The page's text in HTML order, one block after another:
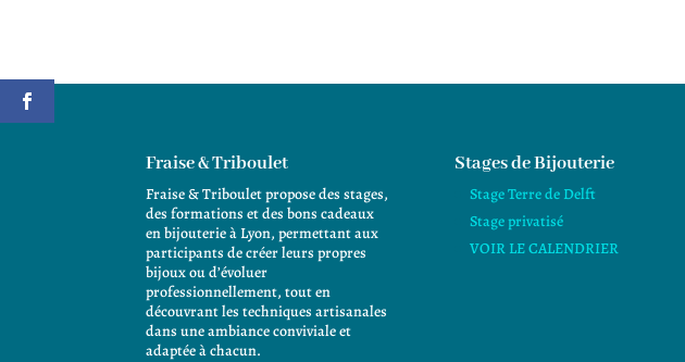
Fraise & Triboulet
Fraise & Triboulet propose des stages,
des formations et des bons cadeaux
en bijouterie à Lyon, permettant aux
participants de créer leurs propres
bijoux ou d’évoluer
professionnellement, tout en
découvrant les techniques artisanales
dans une ambiance conviviale et
adaptée à chacun.
Stages de Bijouterie
Stage Terre de Delft
Stage privatisé
VOIR LE CALENDRIER